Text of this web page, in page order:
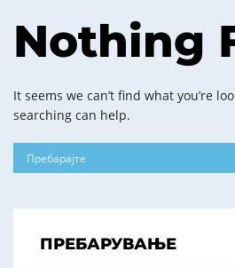
Nothing
It seems we can’t find what you’re
searching can help.
ПРЕБАРУВАЊЕ